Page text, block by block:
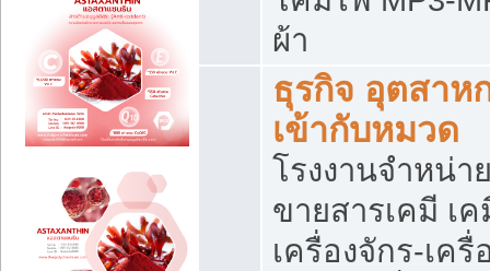
ผ้า
ธุรกิจ อุตสาห
เข้ากับหมวด
โรงงานจำหน่
ขายสารเคมี เ
เครื่องจักร-เค